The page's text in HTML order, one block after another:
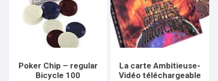
Poker Chip – regular
Bicycle 100
La carte Ambitieuse-
Vidéo téléchargeable